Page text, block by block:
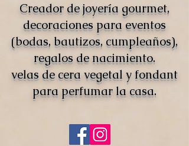
Creador de joyería gourmet,
decoraciones para eventos
(bodas, bautizos, cumpleaños),
regalos de nacimiento.
velas de cera vegetal y fondant
para perfumar la casa.